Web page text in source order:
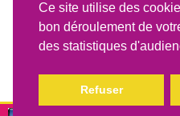
BEAUCE
Richard Laverydans
Ce site utilise des
bon déroulement de
des statistiques
Refuser